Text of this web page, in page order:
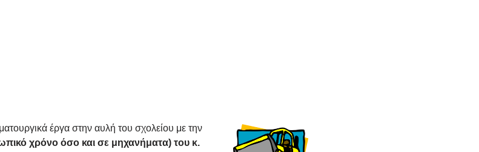
έργα στην αυλή του σχολείου με την
χρόνο όσο και σε μηχανήματα) του κ.